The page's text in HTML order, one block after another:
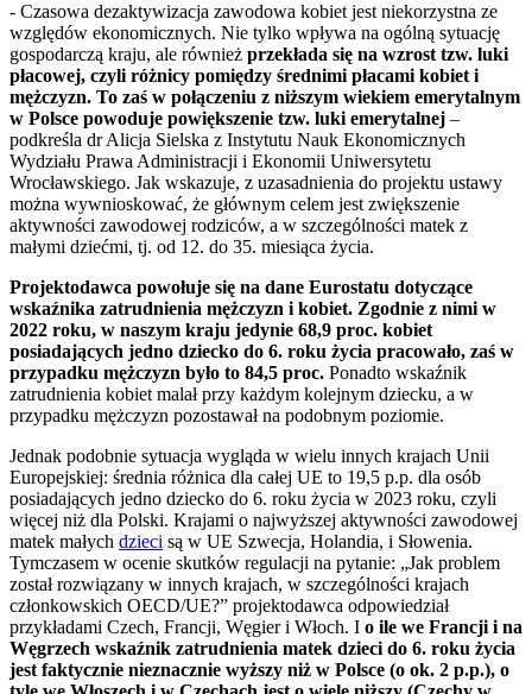
- Czasowa dezaktywizacja zawodowa kobiet jest niekorzystna ze
względów ekonomicznych. Nie tylko wpływa na ogólną sytuację
gospodarczą kraju, ale również przekłada się na wzrost tzw. luki
płacowej, czyli różnicy pomiędzy średnimi płacami kobiet i
mężczyzn. To zaś w połączeniu z niższym wiekiem emerytalnym
w Polsce powoduje powiększenie tzw. luki emerytalnej –
podkreśla dr Alicja Sielska z Instytutu Nauk Ekonomicznych
Wydziału Prawa Administracji i Ekonomii Uniwersytetu
Wrocławskiego. Jak wskazuje, z uzasadnienia do projektu ustawy
można wywnioskować, że głównym celem jest zwiększenie
aktywności zawodowej rodziców, a w szczególności matek z
małymi dziećmi, tj. od 12. do 35. miesiąca życia.
Projektodawca powołuje się na dane Eurostatu dotyczące
wskaźnika zatrudnienia mężczyzn i kobiet. Zgodnie z nimi w
2022 roku, w naszym kraju jedynie 68,9 proc. kobiet
posiadających jedno dziecko do 6. roku życia pracowało, zaś w
przypadku mężczyzn było to 84,5 proc. Ponadto wskaźnik
zatrudnienia kobiet malał przy każdym kolejnym dziecku, a w
przypadku mężczyzn pozostawał na podobnym poziomie.
Jednak podobnie sytuacja wygląda w wielu innych krajach Unii
Europejskiej: średnia różnica dla całej UE to 19,5 p.p. dla osób
posiadających jedno dziecko do 6. roku życia w 2023 roku, czyli
więcej niż dla Polski. Krajami o najwyższej aktywności zawodowej
matek małych dzieci są w UE Szwecja, Holandia, i Słowenia.
Tymczasem w ocenie skutków regulacji na pytanie: „Jak problem
został rozwiązany w innych krajach, w szczególności krajach
członkowskich OECD/UE?” projektodawca odpowiedział
przykładami Czech, Francji, Węgier i Włoch. I o ile we Francji i na
Węgrzech wskaźnik zatrudnienia matek dzieci do 6. roku życia
jest faktycznie nieznacznie wyższy niż w Polsce (o ok. 2 p.p.), o